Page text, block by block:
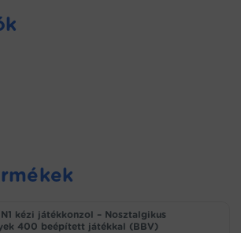
kézi játékkonzol – Nosztalgikus
400 beépített játékkal (BBV)